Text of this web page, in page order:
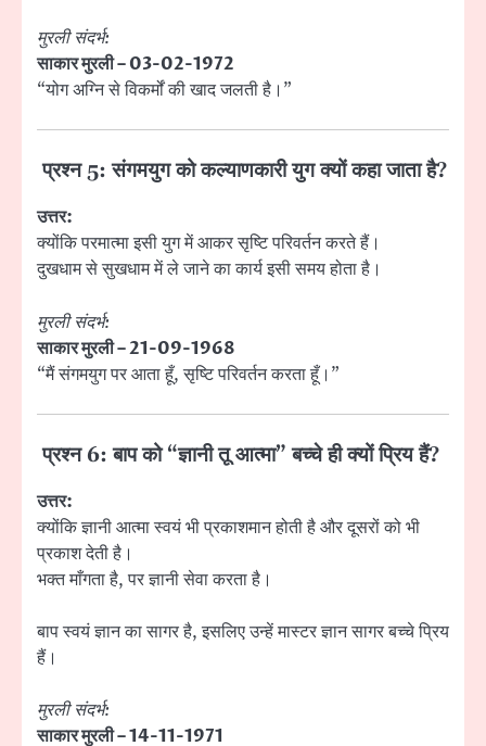
मुरली संदर्भ:
साकार मुरली – 03-02-1972
“योग अग्नि से विकर्मों की खाद जलती है।”
प्रश्न 5: संगमयुग को कल्याणकारी युग क्यों कहा जाता है?
उत्तर:
क्योंकि परमात्मा इसी युग में आकर सृष्टि परिवर्तन करते हैं।
दुखधाम से सुखधाम में ले जाने का कार्य इसी समय होता है।
मुरली संदर्भ:
साकार मुरली – 21-09-1968
“मैं संगमयुग पर आता हूँ, सृष्टि परिवर्तन करता हूँ।”
प्रश्न 6: बाप को “ज्ञानी तू आत्मा” बच्चे ही क्यों प्रिय हैं?
उत्तर:
क्योंकि ज्ञानी आत्मा स्वयं भी प्रकाशमान होती है और दूसरों को भी
प्रकाश देती है।
भक्त माँगता है, पर ज्ञानी सेवा करता है।
बाप स्वयं ज्ञान का सागर है, इसलिए उन्हें मास्टर ज्ञान सागर बच्चे प्रिय
हैं।
मुरली संदर्भ:
साकार मुरली – 14-11-1971